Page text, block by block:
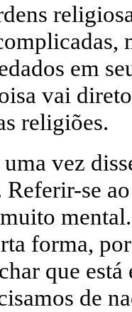
em
vai
religiões.
vez
Referir-se
forma,
que
de